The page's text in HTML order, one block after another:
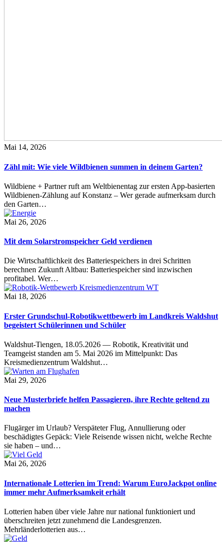
Mai 14, 2026
Zähl mit: Wie viele Wildbienen summen in deinem Garten?
Wildbiene + Partner ruft am Weltbienentag zur ersten App-basierten
Wildbienen-Zählung auf Konstanz – Wer gerade aufmerksam durch
den Garten…
Mai 26, 2026
Mit dem Solarstromspeicher Geld verdienen
Die Wirtschaftlichkeit des Batteriespeichers in drei Schritten
berechnen Zukunft Altbau: Batteriespeicher sind inzwischen
profitabel. Wer…
Mai 18, 2026
Erster Grundschul-Robotikwettbewerb im Landkreis Waldshut
begeistert Schülerinnen und Schüler
Waldshut-Tiengen, 18.05.2026 — Robotik, Kreativität und
Teamgeist standen am 5. Mai 2026 im Mittelpunkt: Das
Kreismedienzentrum Waldshut…
Mai 29, 2026
Neue Musterbriefe helfen Passagieren, ihre Rechte geltend zu
machen
Flugärger im Urlaub? Verspäteter Flug, Annullierung oder
beschädigtes Gepäck: Viele Reisende wissen nicht, welche Rechte
sie haben – und…
Mai 26, 2026
Internationale Lotterien im Trend: Warum EuroJackpot online
immer mehr Aufmerksamkeit erhält
Lotterien haben über viele Jahre nur national funktioniert und
überschreiten jetzt zunehmend die Landesgrenzen.
Mehrländerlotterien aus…